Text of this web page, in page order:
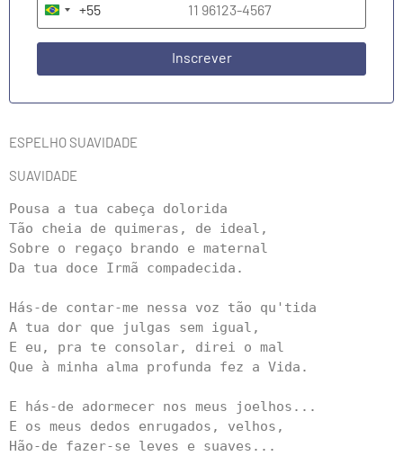
Brazil +55
+55
Inscrever
ESPELHO SUAVIDADE
SUAVIDADE
Pousa a tua cabeça dolorida
Tão cheia de quimeras, de ideal,
Sobre o regaço brando e maternal
Da tua doce Irmã compadecida.
Hás-de contar-me nessa voz tão qu'tida
A tua dor que julgas sem igual,
E eu, pra te consolar, direi o mal
Que à minha alma profunda fez a Vida.
E hás-de adormecer nos meus joelhos...
E os meus dedos enrugados, velhos,
Hão-de fazer-se leves e suaves...